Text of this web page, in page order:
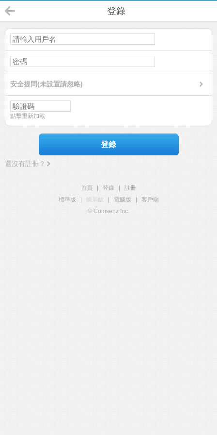
登錄
安全提問(未設置請忽略)
點擊重新加載
登錄
還沒有註冊？
首頁 登錄
註冊
標準版
觸屏版 電腦版
客戶端
© Comsenz Inc.